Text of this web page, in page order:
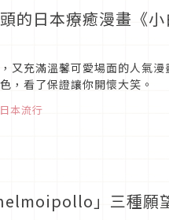
的日本療癒漫畫《小
充滿溫馨可愛場面的人氣漫
，看了保證讓你開懷大笑。
日本流行
」三種願